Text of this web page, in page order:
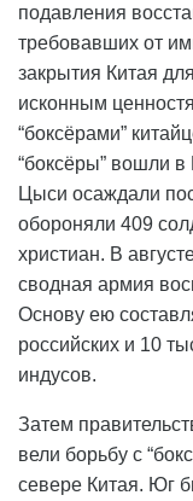
подавления
требовавших от
закрытия Китая
исконным
“боксёрами”
“боксёры” вошли
Цыси осаждали
обороняли 409
христиан. В
сводная армия
Основу ею
российских и 10
индусов.
Затем
вели борьбу с
севере Китая. Юг